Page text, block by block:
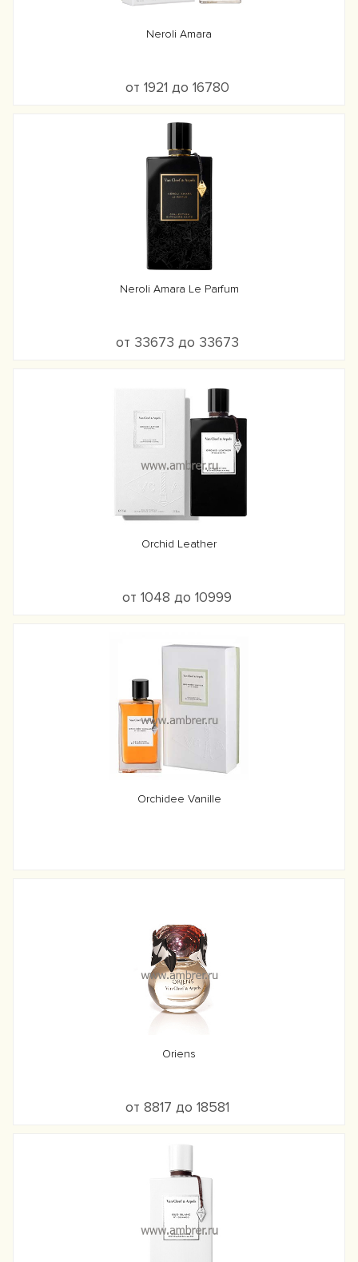
Neroli Amara
от 1921 до 16780
Neroli Amara Le Parfum
от 33673 до 33673
Orchid Leather
от 1048 до 10999
Orchidee Vanille
Oriens
от 8817 до 18581